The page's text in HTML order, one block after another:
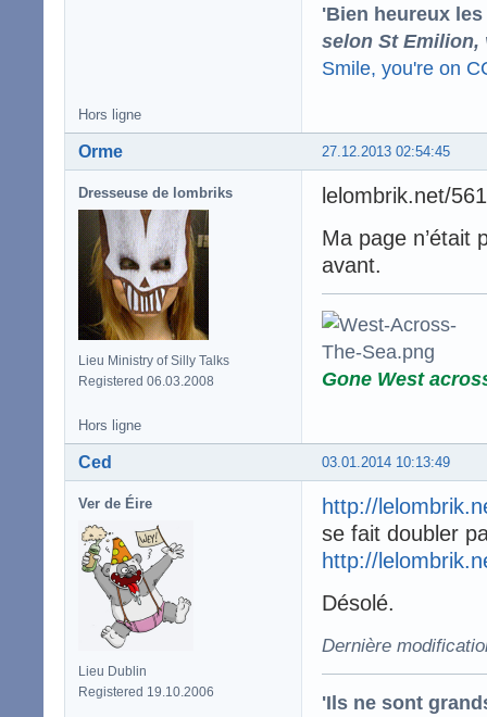
'Bien heureux
selon St Emilion,
Smile, you're on
Hors ligne
27.12.2013 02:54:45
Orme
Dresseuse de lombriks
Lieu Ministry of Silly Talks
Registered 06.03.2008
lelombrik.net/
Ma page n’était
avant.
Gone West
Hors ligne
03.01.2014 10:13:49
Ced
Ver de Éire
Lieu Dublin
Registered 19.10.2006
http://
se fait doubler
http://
Désolé.
Dernière
'Ils ne sont